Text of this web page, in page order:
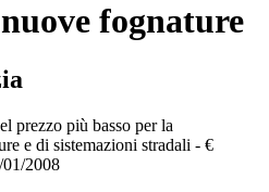
fognature
prezzo più basso per la
e di sistemazioni stradali - €
2008